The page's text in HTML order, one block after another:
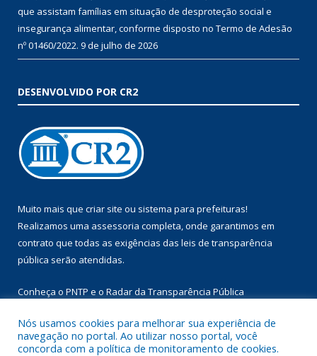
que assistam famílias em situação de desproteção social e
insegurança alimentar, conforme disposto no Termo de Adesão
nº 01460/2022. 9 de julho de 2026
DESENVOLVIDO POR CR2
Muito mais que criar site ou sistema para prefeituras!
Realizamos uma assessoria completa, onde garantimos em
contrato que todas as exigências das leis de transparência
pública serão atendidas.
Conheça o PNTP e o Radar da Transparência Pública
Nós usamos cookies para melhorar sua experiência de
navegação no portal. Ao utilizar nosso portal, você
concorda com a política de monitoramento de cookies.